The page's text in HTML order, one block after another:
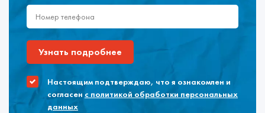
Узнать подробнее
Настоящим подтверждаю, что я ознакомлен и
согласен с политикой обработки персональных
данных